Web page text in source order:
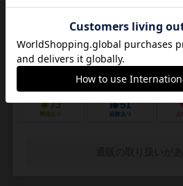
悪夢のような街で他の狩人を出し抜いて
ＰＳ４で発売されたフロムソフトウェアの
ーム化。 かつて栄華を極めた古都ヤーナ
びこっていた。あなたは「獣の病」の罹患
73
興味あり
51
経験あり